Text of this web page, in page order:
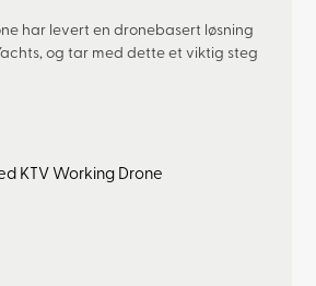
har levert en dronebasert løsning
og tar med dette et viktig steg